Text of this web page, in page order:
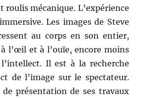
roulis mécanique. L’expérience
Les images de Steve
au corps en son entier,
l’œil et à l’ouïe, encore moins
Il est à la recherche
de l’image sur le spectateur.
présentation de ses travaux